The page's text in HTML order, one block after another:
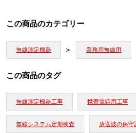
この商品のカテゴリー
無線測定機器 業務用無線用
この商品のタグ
無線測定機器工事 携帯電話用工事
無線システム定期検査 放送波の保守